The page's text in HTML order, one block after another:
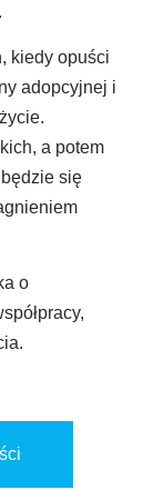
kiedy opuści
adopcyjnej i
a potem
się
o